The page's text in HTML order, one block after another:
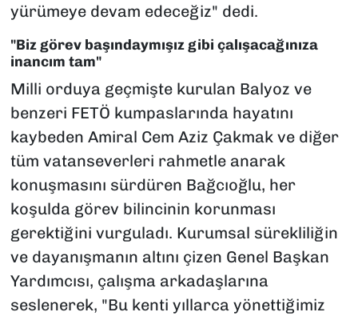
yürümeye devam edeceğiz" dedi.
"Biz görev başındaymışız gibi çalışacağınıza
inancım tam"
Milli orduya geçmişte kurulan Balyoz ve
benzeri FETÖ kumpaslarında hayatını
kaybeden Amiral Cem Aziz Çakmak ve diğer
tüm vatanseverleri rahmetle anarak
konuşmasını sürdüren Bağcıoğlu, her
koşulda görev bilincinin korunması
gerektiğini vurguladı. Kurumsal sürekliliğin
ve dayanışmanın altını çizen Genel Başkan
Yardımcısı, çalışma arkadaşlarına
seslenerek, "Bu kenti yıllarca yönettiğimiz